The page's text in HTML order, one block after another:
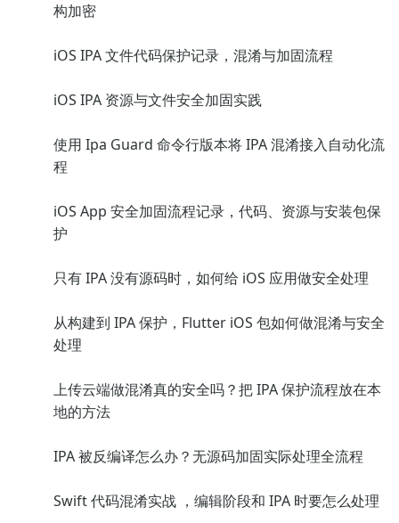
构加密
iOS IPA 文件代码保护记录，混淆与加固流程
iOS IPA 资源与文件安全加固实践
使用 Ipa Guard 命令行版本将 IPA 混淆接入自动化流
程
iOS App 安全加固流程记录，代码、资源与安装包保
护
只有 IPA 没有源码时，如何给 iOS 应用做安全处理
从构建到 IPA 保护，Flutter iOS 包如何做混淆与安全
处理
上传云端做混淆真的安全吗？把 IPA 保护流程放在本
地的方法
IPA 被反编译怎么办？无源码加固实际处理全流程
Swift 代码混淆实战 ，编辑阶段和 IPA 时要怎么处理